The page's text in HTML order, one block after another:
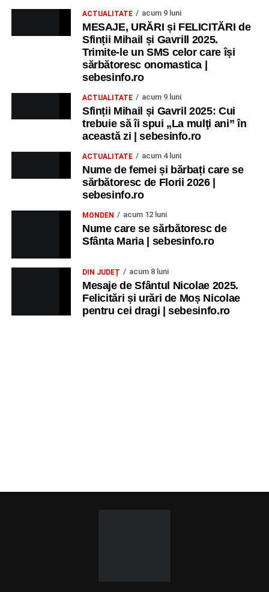
ACTUALITATE acum 9 luni
MESAJE, URĂRI și FELICITĂRI de
Sfinții Mihail și Gavrill 2025.
Trimite-le un SMS celor care își
sărbătoresc onomastica |
sebesinfo.ro
ACTUALITATE acum 9 luni
Sfinții Mihail și Gavril 2025: Cui
trebuie să îi spui „La mulţi ani” în
această zi | sebesinfo.ro
ACTUALITATE acum 4 luni
Nume de femei și bărbați care se
sărbătoresc de Florii 2026 |
sebesinfo.ro
MONDEN acum 12 luni
Nume care se sărbătoresc de
Sfânta Maria | sebesinfo.ro
DIN JUDEȚ acum 8 luni
Mesaje de Sfântul Nicolae 2025.
Felicitări și urări de Moș Nicolae
pentru cei dragi | sebesinfo.ro